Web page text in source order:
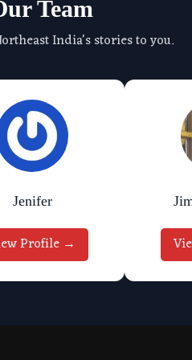
Team
India's stories to you.
Murmu
Profile →